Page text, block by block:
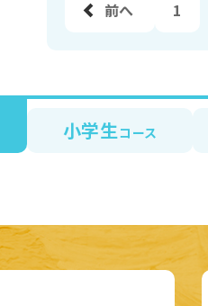
前へ 1
小学生コース